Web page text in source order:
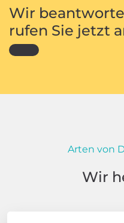
Wir
rufen Sie jetzt
Arten von
Wir